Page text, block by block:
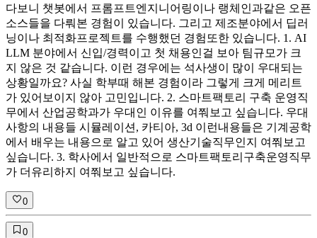
다보니 챗봇에서 프롬프트엔지니어링이나 랭체인과같은 오픈
소스들을 다뤄본 경험이 있습니다. 그리고 제조분야에서 딥러
닝이나 최적화프로젝트를 수행했던 경험또한 있습니다. 1. AI
LLM 분야에서 신입/경력이고 첫 채용인걸 보아 팀규모가 크
지 않은 것 같습니다. 이런 경우에는 석사생이 많이 우대되는
상황일까요? 사실 학부때 해본 경험이라 그렇게 크게 메리트
가 있어보이지 않아 고민입니다. 2. 스마트팩토리 구축 운영직
무에서 산업공학과가 우대인 이유를 여쭤보고 싶습니다. 우대
사항의 내용들 시뮬레이션, 카티아, 3d 이런내용들은 기계공학
에서 배우는 내용으로 알고 있어 생산기술직무인지 여쭤보고
싶습니다. 3. 학사에서 일반적으로 스마트팩토리구축운영직무
가 더유리하지 여쭤보고 싶습니다.
0
0